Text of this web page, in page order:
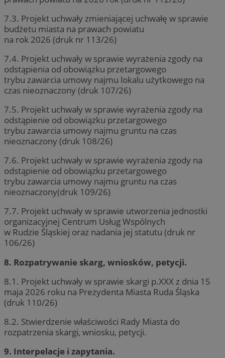
7.3. Projekt uchwały zmieniającej uchwałę w sprawie
budżetu miasta na prawach powiatu
na rok 2026 (druk nr 113/26)
7.4. Projekt uchwały w sprawie wyrażenia zgody na
odstąpienia od obowiązku przetargowego
trybu zawarcia umowy najmu lokalu użytkowego na
czas nieoznaczony (druk 107/26)
7.5. Projekt uchwały w sprawie wyrażenia zgody na
odstąpienie od obowiązku przetargowego
trybu zawarcia umowy najmu gruntu na czas
nieoznaczony (druk 108/26)
7.6. Projekt uchwały w sprawie wyrażenia zgody na
odstąpienie od obowiązku przetargowego
trybu zawarcia umowy najmu gruntu na czas
nieoznaczony(druk 109/26)
7.7. Projekt uchwały w sprawie utworzenia jednostki
organizacyjnej Centrum Usług Wspólnych
w Rudzie Śląskiej oraz nadania jej statutu (druk nr
106/26)
8. Rozpatrywanie skarg, wniosków, petycji.
8.1. Projekt uchwały w sprawie skargi p.XXX z dnia 15
maja 2026 roku na Prezydenta Miasta Ruda Śląska
(druk 110/26)
8.2. Stwierdzenie właściwości Rady Miasta do
rozpatrzenia skargi, wniosku, petycji.
9. Interpelacje i zapytania.